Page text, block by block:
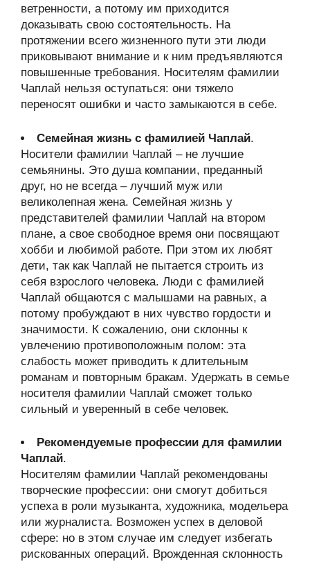
ветренности, а потому им приходится
доказывать свою состоятельность. На
протяжении всего жизненного пути эти люди
приковывают внимание и к ним предъявляются
повышенные требования. Носителям фамилии
Чаплай нельзя оступаться: они тяжело
переносят ошибки и часто замыкаются в себе.
Семейная жизнь с фамилией Чаплай.
Носители фамилии Чаплай – не лучшие
семьянины. Это душа компании, преданный
друг, но не всегда – лучший муж или
великолепная жена. Семейная жизнь у
представителей фамилии Чаплай на втором
плане, а свое свободное время они посвящают
хобби и любимой работе. При этом их любят
дети, так как Чаплай не пытается строить из
себя взрослого человека. Люди с фамилией
Чаплай общаются с малышами на равных, а
потому пробуждают в них чувство гордости и
значимости. К сожалению, они склонны к
увлечению противоположным полом: эта
слабость может приводить к длительным
романам и повторным бракам. Удержать в семье
носителя фамилии Чаплай сможет только
сильный и уверенный в себе человек.
Рекомендуемые профессии для фамилии
Чаплай.
Носителям фамилии Чаплай рекомендованы
творческие профессии: они смогут добиться
успеха в роли музыканта, художника, модельера
или журналиста. Возможен успех в деловой
сфере: но в этом случае им следует избегать
рискованных операций. Врожденная склонность